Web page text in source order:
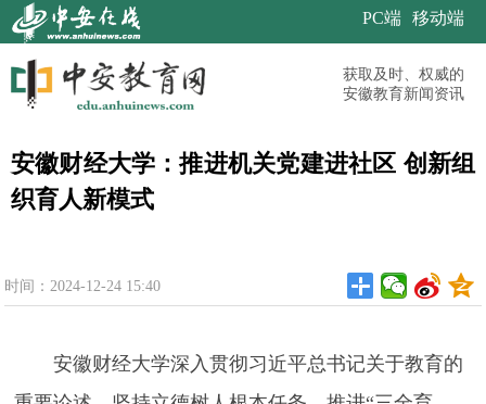
PC端 移动端
获取及时、权威的
安徽教育新闻资讯
安徽财经大学：推进机关党建进社区 创新组
织育人新模式
时间：2024-12-24 15:40
安徽财经大学深入贯彻习近平总书记关于教育的